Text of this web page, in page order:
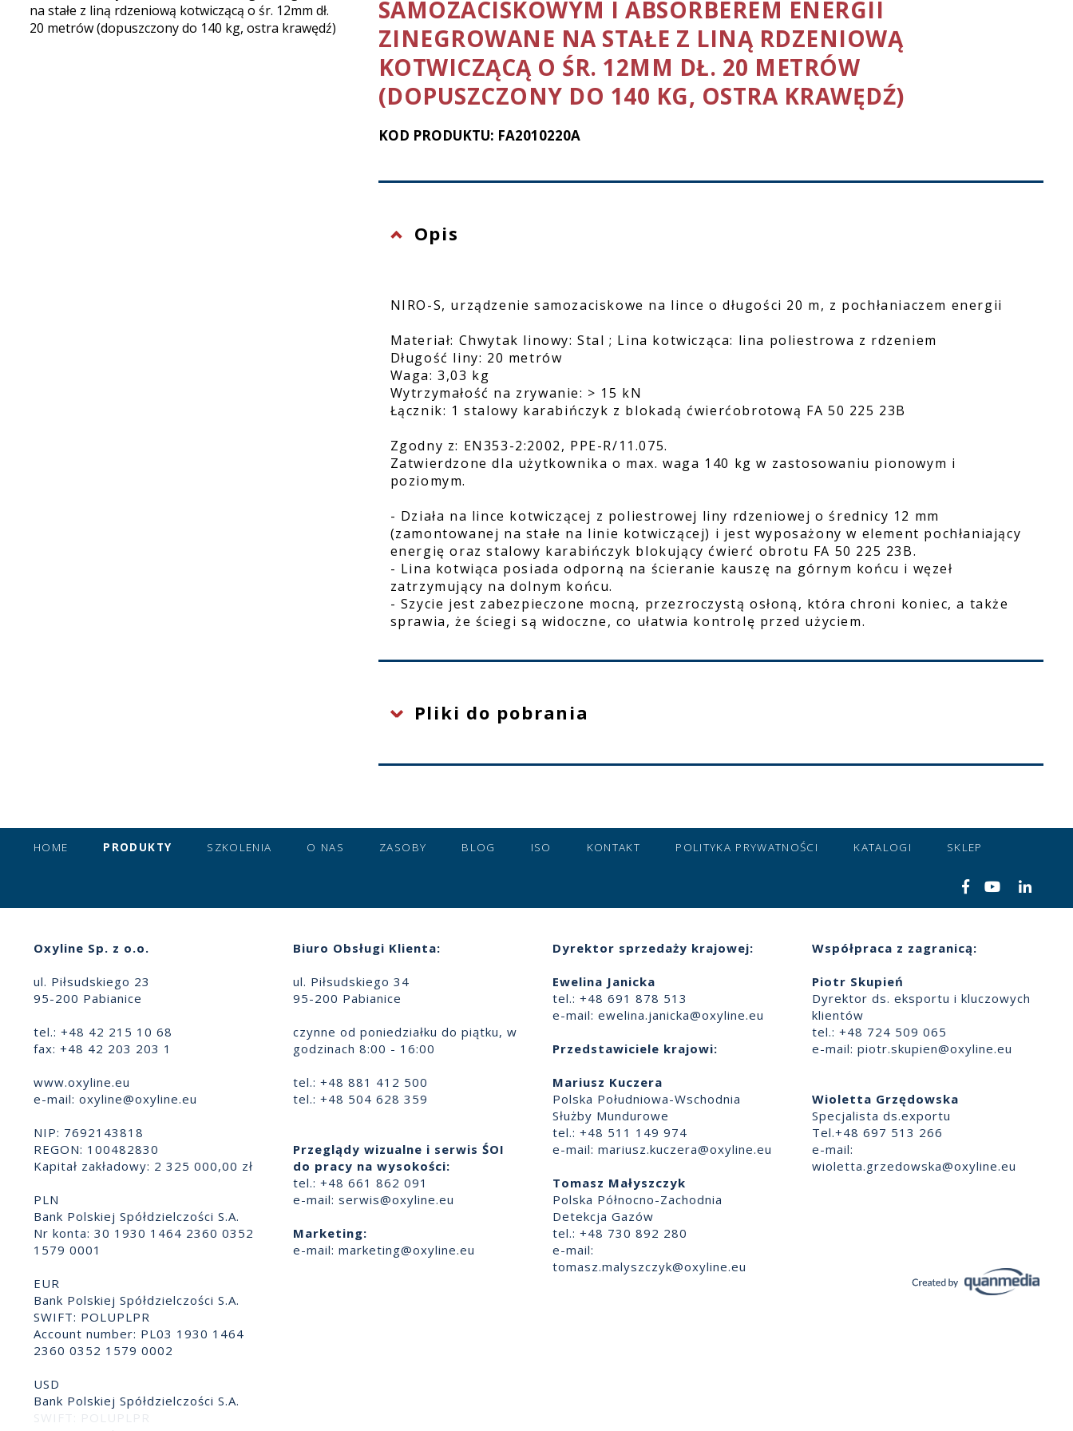
Ochrona twarzy
Rękawice ochronne
Latarki
SAMOZACISKOWYM I ABSORBEREM ENERGII
ZINEGROWANE NA STAŁE Z LINĄ RDZENIOWĄ
KOTWICZĄCĄ O ŚR. 12MM DŁ. 20 METRÓW
(DOPUSZCZONY DO 140 KG, OSTRA KRAWĘDŹ)
KOD PRODUKTU: FA2010220A
Opis
NIRO-S, urządzenie samozaciskowe na lince o długości 20 m, z pochłaniaczem energii
Materiał: Chwytak linowy: Stal ; Lina kotwicząca: lina poliestrowa z rdzeniem
Długość liny: 20 metrów
Waga: 3,03 kg
Wytrzymałość na zrywanie: > 15 kN
Łącznik: 1 stalowy karabińczyk z blokadą ćwierćobrotową FA 50 225 23B
Zgodny z: EN353-2:2002, PPE-R/11.075.
Zatwierdzone dla użytkownika o max. waga 140 kg w zastosowaniu pionowym i
poziomym.
- Działa na lince kotwiczącej z poliestrowej liny rdzeniowej o średnicy 12 mm
(zamontowanej na stałe na linie kotwiczącej) i jest wyposażony w element pochłaniający
energię oraz stalowy karabińczyk blokujący ćwierć obrotu FA 50 225 23B.
- Lina kotwiąca posiada odporną na ścieranie kauszę na górnym końcu i węzeł
zatrzymujący na dolnym końcu.
- Szycie jest zabezpieczone mocną, przezroczystą osłoną, która chroni koniec, a także
sprawia, że ​​ściegi są widoczne, co ułatwia kontrolę przed użyciem.
Pliki do pobrania
HOME PRODUKTY SZKOLENIA O NAS ZASOBY BLOG ISO KONTAKT POLITYKA PRYWATNOŚCI KATALOGI SKLEP
Oxyline Sp. z o.o.
ul. Piłsudskiego 23
95-200 Pabianice
tel.: +48 42 215 10 68
fax: +48 42 203 203 1
www.oxyline.eu
e-mail: oxyline@oxyline.eu
NIP: 7692143818
REGON: 100482830
Kapitał zakładowy: 2 325 000,00 zł
PLN
Bank Polskiej Spółdzielczości S.A.
Nr konta: 30 1930 1464 2360 0352
1579 0001
EUR
Bank Polskiej Spółdzielczości S.A.
SWIFT: POLUPLPR
Account number: PL03 1930 1464
2360 0352 1579 0002
USD
Bank Polskiej Spółdzielczości S.A.
Biuro Obsługi Klienta:
ul. Piłsudskiego 34
95-200 Pabianice
czynne od poniedziałku do piątku, w
godzinach 8:00 - 16:00
tel.: +48 881 412 500
tel.: +48 504 628 359
Przeglądy wizualne i serwis ŚOI
do pracy na wysokości:
tel.: +48 661 862 091
e-mail: serwis@oxyline.eu
Marketing:
e-mail: marketing@oxyline.eu
Dyrektor sprzedaży krajowej:
Ewelina Janicka
tel.: +48 691 878 513
e-mail: ewelina.janicka@oxyline.eu
Przedstawiciele krajowi:
Mariusz Kuczera
Polska Południowa-Wschodnia
Służby Mundurowe
tel.: +48 511 149 974
e-mail: mariusz.kuczera@oxyline.eu
Tomasz Małyszczyk
Polska Północno-Zachodnia
Detekcja Gazów
tel.: +48 730 892 280
e-mail:
tomasz.malyszczyk@oxyline.eu
Współpraca z zagranicą:
Piotr Skupień
Dyrektor ds. eksportu i kluczowych
klientów
tel.: +48 724 509 065
e-mail: piotr.skupien@oxyline.eu
Wioletta Grzędowska
Specjalista ds.exportu
Tel.+48 697 513 266
e-mail:
wioletta.grzedowska@oxyline.eu